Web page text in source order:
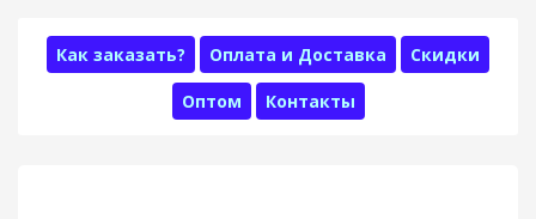
Как заказать? Оплата и Доставка Скидки
Оптом Контакты